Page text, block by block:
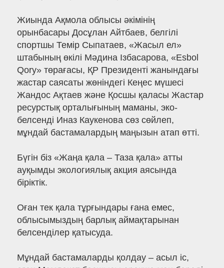
Жиында Ақмола облысы әкімінің
орынбасары Досұлан Айтбаев, белгілі
спортшы Темір Сыпатаев, «Жасыл ел»
штабының өкілі Мәдина Ізбасарова, «Esbol
Qory» төрағасы, ҚР Президенті жанындағы
жастар саясаты жөніндегі Кеңес мүшесі
Жандос Ақтаев және Қосшы қаласы Жастар
ресурстық орталығының маманы, эко-
белсенді Иназ Каукенова сөз сөйлеп,
мұндай бастамалардың маңызын атап өтті.
Бүгін біз «Жаңа қала – Таза қала» атты
ауқымды экологиялық акция аясында
біріктік.
Оған тек қала тұрғындары ғана емес,
облысымыздың барлық аймақтарынан
белсенділер қатысуда.
Мұндай бастамаларды қолдау – асыл іс,